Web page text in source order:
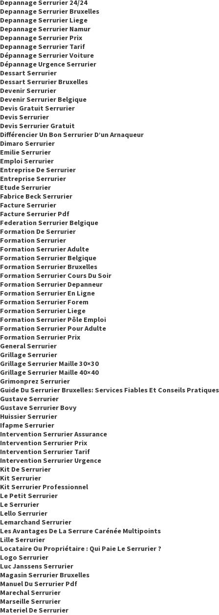
Depannage Serrurier 24/24
Depannage Serrurier Bruxelles
Depannage Serrurier Liege
Depannage Serrurier Namur
Depannage Serrurier Prix
Depannage Serrurier Tarif
Dépannage Serrurier Voiture
Dépannage Urgence Serrurier
Dessart Serrurier
Dessart Serrurier Bruxelles
Devenir Serrurier
Devenir Serrurier Belgique
Devis Gratuit Serrurier
Devis Serrurier
Devis Serrurier Gratuit
Différencier Un Bon Serrurier D’un Arnaqueur
Dimaro Serrurier
Emilie Serrurier
Emploi Serrurier
Entreprise De Serrurier
Entreprise Serrurier
Etude Serrurier
Fabrice Beck Serrurier
Facture Serrurier
Facture Serrurier Pdf
Federation Serrurier Belgique
Formation De Serrurier
Formation Serrurier
Formation Serrurier Adulte
Formation Serrurier Belgique
Formation Serrurier Bruxelles
Formation Serrurier Cours Du Soir
Formation Serrurier Depanneur
Formation Serrurier En Ligne
Formation Serrurier Forem
Formation Serrurier Liege
Formation Serrurier Pôle Emploi
Formation Serrurier Pour Adulte
Formation Serrurier Prix
General Serrurier
Grillage Serrurier
Grillage Serrurier Maille 30×30
Grillage Serrurier Maille 40×40
Grimonprez Serrurier
Guide Du Serrurier Bruxelles: Services Fiables Et Conseils Pratiques
Gustave Serrurier
Gustave Serrurier Bovy
Huissier Serrurier
Ifapme Serrurier
Intervention Serrurier Assurance
Intervention Serrurier Prix
Intervention Serrurier Tarif
Intervention Serrurier Urgence
Kit De Serrurier
Kit Serrurier
Kit Serrurier Professionnel
Le Petit Serrurier
Le Serrurier
Lello Serrurier
Lemarchand Serrurier
Les Avantages De La Serrure Carénée Multipoints
Lille Serrurier
Locataire Ou Propriétaire : Qui Paie Le Serrurier ?
Logo Serrurier
Luc Janssens Serrurier
Magasin Serrurier Bruxelles
Manuel Du Serrurier Pdf
Marechal Serrurier
Marseille Serrurier
Materiel De Serrurier